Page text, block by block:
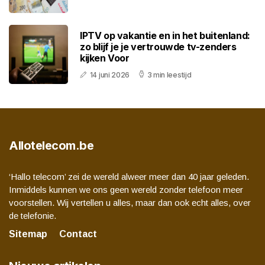
IPTV op vakantie en in het buitenland:
zo blijf je je vertrouwde tv-zenders
kijken Voor
14 juni 2026 3 min leestijd
Allotelecom.be
‘Hallo telecom’ zei de wereld alweer meer dan 40 jaar geleden.
Inmiddels kunnen we ons geen wereld zonder telefoon meer
voorstellen. Wij vertellen u alles, maar dan ook echt alles, over
de telefonie.
Sitemap
Contact